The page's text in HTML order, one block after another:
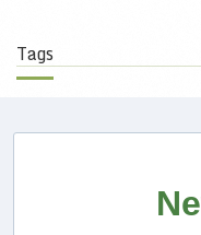
Tags